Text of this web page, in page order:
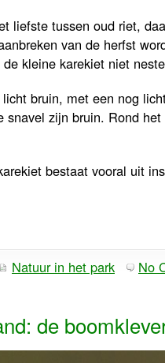
liefste tussen oud riet,
van de herfst
kleine karekiet niet
bruin, met een nog
snavel zijn bruin. Rond
bestaat vooral uit
Natuur in het park No
de